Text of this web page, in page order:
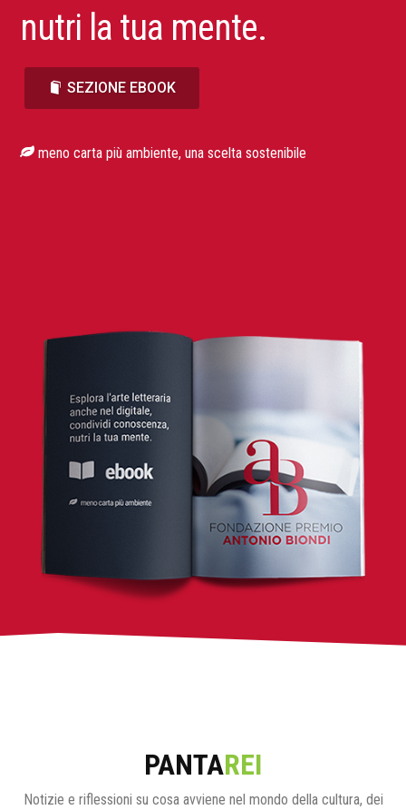
nutri la tua mente.
SEZIONE EBOOK
meno carta più ambiente, una scelta sostenibile
PANTAREI
Notizie e riflessioni su cosa avviene nel mondo della cultura, dei